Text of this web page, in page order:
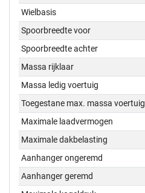
Wielbasis
Spoorbreedte voor
Spoorbreedte achter
Massa rijklaar
Massa ledig voertuig
Toegestane max. massa voertuig
Maximale laadvermogen
Maximale dakbelasting
Aanhanger ongeremd
Aanhanger geremd